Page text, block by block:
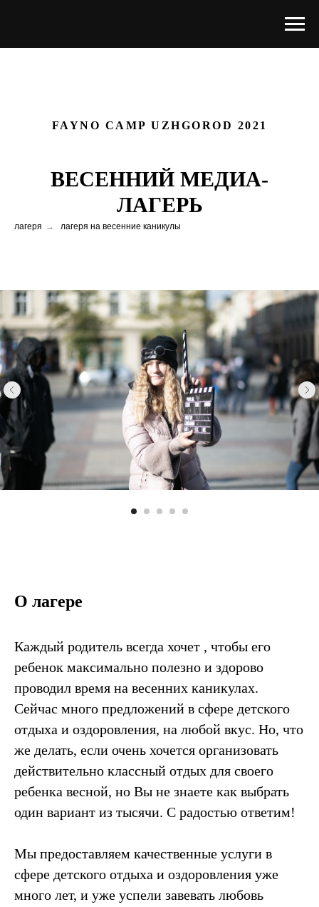
FAYNO CAMP UZHGOROD 2021
ВЕСЕННИЙ МЕДИА-
ЛАГЕРЬ
лагеря → лагеря на весенние каникулы
О лагере
Каждый родитель всегда хочет , чтобы его
ребенок максимально полезно и здорово
проводил время на весенних каникулах.
Сейчас много предложений в сфере детского
отдыха и оздоровления, на любой вкус. Но, что
же делать, если очень хочется организовать
действительно классный отдых для своего
ребенка весной, но Вы не знаете как выбрать
один вариант из тысячи. С радостью ответим!
Мы предоставляем качественные услуги в
сфере детского отдыха и оздоровления уже
много лет, и уже успели завевать любовь